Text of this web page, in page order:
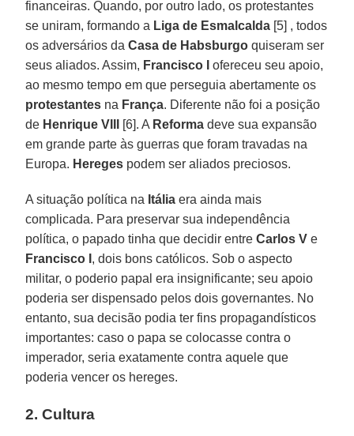
financeiras. Quando, por outro lado, os protestantes
se uniram, formando a Liga de Esmalcalda [5] , todos
os adversários daCasa de Habsburgo quiseram ser
seus aliados. Assim, Francisco I
ofereceu seu apoio,
ao mesmo tempo em que perseguia abertamente os
protestantes na França. Diferente não foi a posição
de Henrique VIII [6]. A Reforma deve sua expansão
em grande parte às guerras que foram travadas na
Europa. Hereges podem ser aliados preciosos.
A situação política na Itália era ainda mais
complicada. Para preservar sua independência
política, o papado tinha que decidir entreCarlos V e
Francisco I , dois bons católicos. Sob o aspecto
militar, o poderio papal era insignificante; seu apoio
poderia ser dispensado pelos dois governantes. No
entanto, sua decisão podia ter fins propagandísticos
importantes: caso o papa se colocasse contra o
imperador, seria exatamente contra aquele que
poderia vencer os hereges.
2. Cultura